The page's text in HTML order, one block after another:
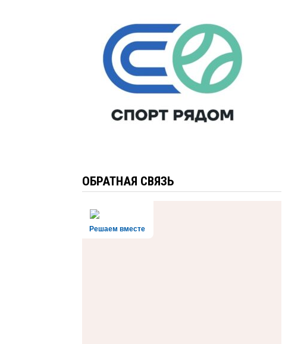
ОБРАТНАЯ СВЯЗЬ
Решаем вместе